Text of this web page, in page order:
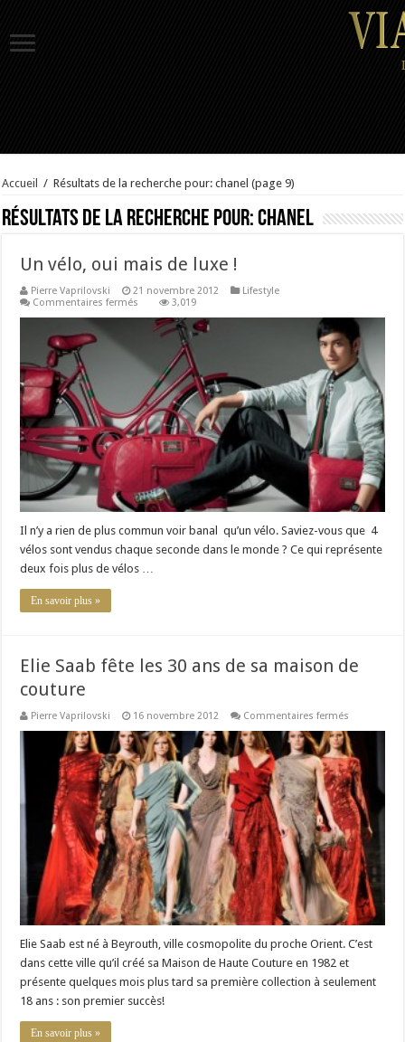
Accueil / Résultats de la recherche pour: chanel (page 9)
Résultats de la recherche pour:chanel
Un vélo, oui mais de luxe !
Pierre Vaprilovski 21 novembre 2012
Lifestyle
Commentaires fermés
vélo,
de
luxe
3,019
Il n’y a rien de plus commun voir banal qu’un vélo. Saviez-vous que 4
vélos sont vendus chaque seconde dans le monde ? Ce qui représente
deux fois plus de vélos …
En savoir plus »
Elie Saab fête les 30 ans de sa maison de
couture
Pierre Vaprilovski 16 novembre 2012 Commentaires fermés
Saab
fête
les
30
ans
de
sa
maison
de
couture
Elie Saab est né à Beyrouth, ville cosmopolite du proche Orient. C’est
dans cette ville qu’il créé sa Maison de Haute Couture en 1982 et
présente quelques mois plus tard sa première collection à seulement
18 ans : son premier succès!
En savoir plus »